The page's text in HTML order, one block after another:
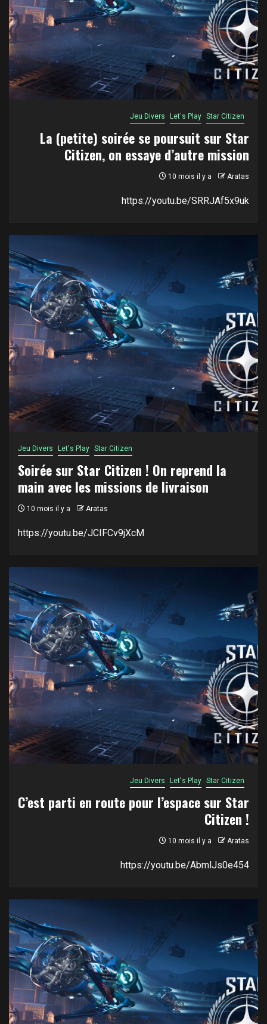
Jeu Divers Let's Play Star Citizen
La (petite) soirée se poursuit sur Star
Citizen, on essaye d’autre mission
10 mois il y a Aratas
https://youtu.be/SRRJAf5x9uk
Jeu Divers Let's Play Star Citizen
Soirée sur Star Citizen ! On reprend la
main avec les missions de livraison
10 mois il y a Aratas
https://youtu.be/JCIFCv9jXcM
Jeu Divers Let's Play Star Citizen
C’est parti en route pour l’espace sur Star
Citizen !
10 mois il y a Aratas
https://youtu.be/AbmlJs0e454